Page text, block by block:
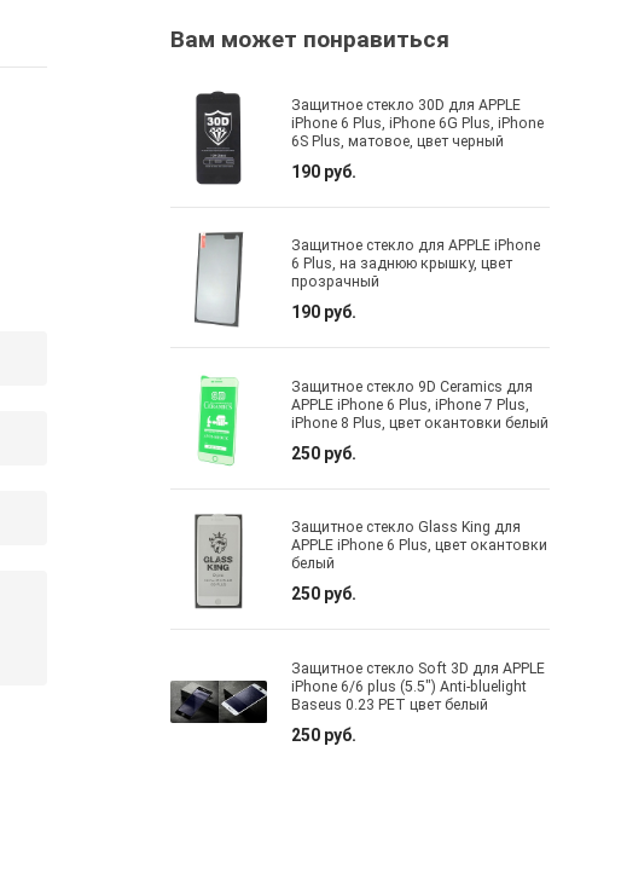
Вам может понравиться
Защитное стекло 30D для APPLE
iPhone 6 Plus, iPhone 6G Plus, iPhone
6S Plus, матовое, цвет черный
190 руб.
Защитное стекло для APPLE iPhone
6 Plus, на заднюю крышку, цвет
прозрачный
190 руб.
Защитное стекло 9D Ceramics для
APPLE iPhone 6 Plus, iPhone 7 Plus,
iPhone 8 Plus, цвет окантовки белый
250 руб.
Защитное стекло Glass King для
APPLE iPhone 6 Plus, цвет окантовки
белый
250 руб.
Защитное стекло Soft 3D для APPLE
iPhone 6/6 plus (5.5") Anti-bluelight
Baseus 0.23 PET цвет белый
250 руб.